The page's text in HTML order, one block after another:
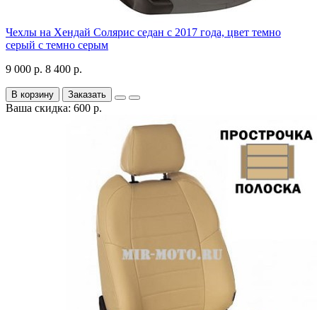
Чехлы на Хендай Солярис седан с 2017 года, цвет темно
серый с темно серым
9 000 р. 8 400 р.
В корзину Заказать
Ваша скидка: 600 р.